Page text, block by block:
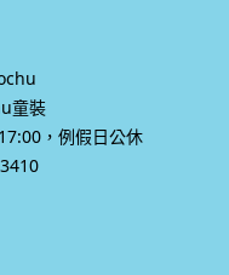
童裝
，例假日公休